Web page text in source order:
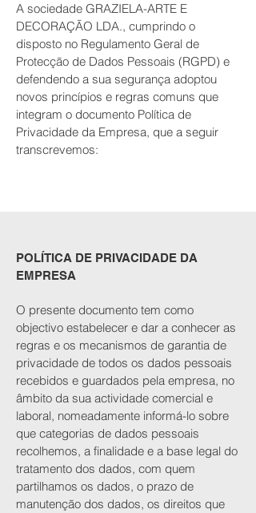
A sociedade GRAZIELA-ARTE E
DECORAÇÃO LDA., cumprindo o
disposto no Regulamento Geral de
Protecção de Dados Pessoais (RGPD) e
defendendo a sua segurança adoptou
novos princípios e regras comuns que
integram o documento Política de
Privacidade da Empresa, que a seguir
transcrevemos:
POLÍTICA DE PRIVACIDADE DA
EMPRESA
O presente documento tem como
objectivo estabelecer e dar a conhecer as
regras e os mecanismos de garantia de
privacidade de todos os dados pessoais
recebidos e guardados pela empresa, no
âmbito da sua actividade comercial e
laboral, nomeadamente informá-lo sobre
que categorias de dados pessoais
recolhemos, a finalidade e a base legal do
tratamento dos dados, com quem
partilhamos os dados, o prazo de
manutenção dos dados, os direitos que